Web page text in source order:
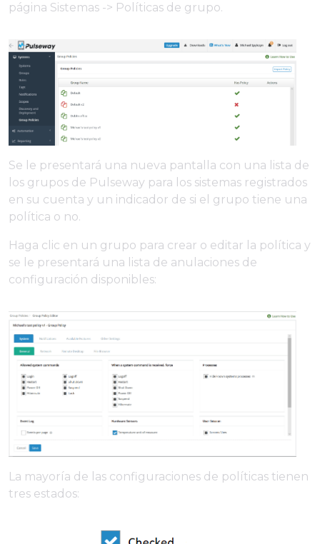
página Sistemas -> Políticas de grupo.
Se le presentará una nueva pantalla con una lista de
los grupos de Pulseway para los sistemas registrados
en su cuenta y un indicador de si el grupo tiene una
política o no.
Haga clic en un grupo para crear o editar la política y
se le presentará una lista de anulaciones de
configuración disponibles:
La mayoría de las configuraciones de políticas tienen
tres estados: